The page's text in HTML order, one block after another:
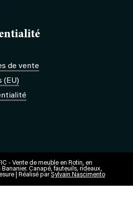
de vente
(EU)
- Vente de meuble en Rotin, en
Bananier. Canapé, fauteuils, rideaux,
| Réalisé parSylvain Nascimento